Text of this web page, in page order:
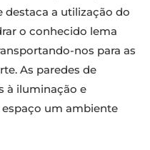
a utilização do
o conhecido lema
nos para as
As paredes de
à iluminação e
espaço um ambiente